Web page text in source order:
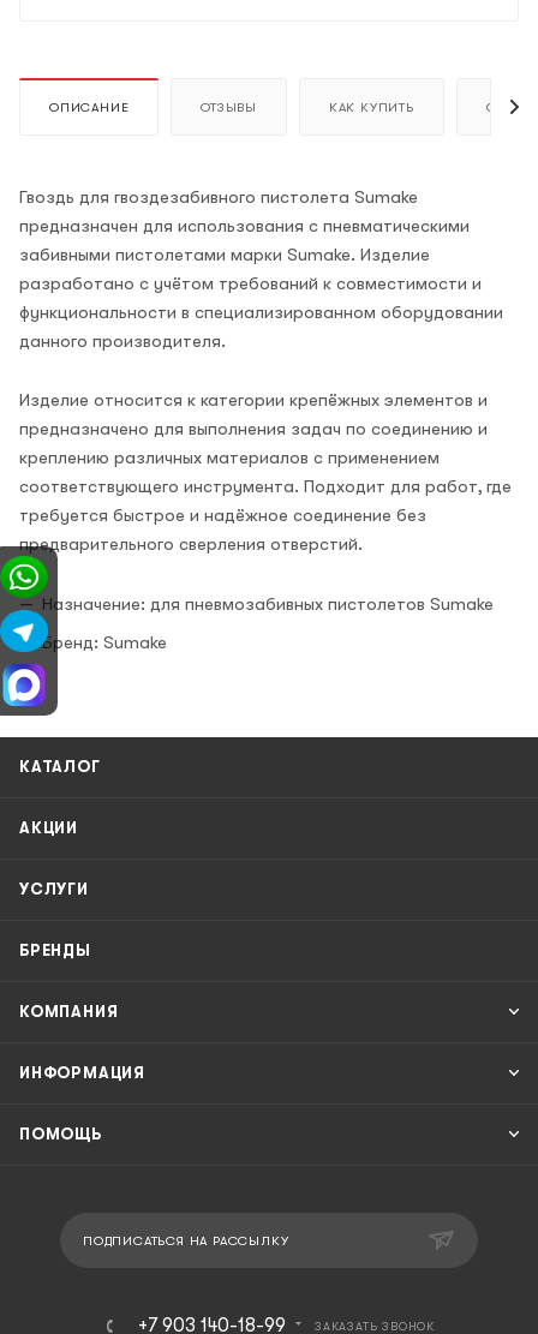
ОПИСАНИЕ ОТЗЫВЫ КАК КУПИТЬ ОПЛАТА
Гвоздь для гвоздезабивного пистолета Sumake
предназначен для использования с пневматическими
забивными пистолетами марки Sumake. Изделие
разработано с учётом требований к совместимости и
функциональности в специализированном оборудовании
данного производителя.
Изделие относится к категории крепёжных элементов и
предназначено для выполнения задач по соединению и
креплению различных материалов с применением
соответствующего инструмента. Подходит для работ, где
требуется быстрое и надёжное соединение без
предварительного сверления отверстий.
Назначение: для пневмозабивных пистолетов Sumake
Бренд: Sumake
КАТАЛОГ
АКЦИИ
УСЛУГИ
БРЕНДЫ
КОМПАНИЯ
ИНФОРМАЦИЯ
ПОМОЩЬ
ПОДПИСАТЬСЯ НА РАССЫЛКУ
+7 903 140-18-99 ЗАКАЗАТЬ ЗВОНОК